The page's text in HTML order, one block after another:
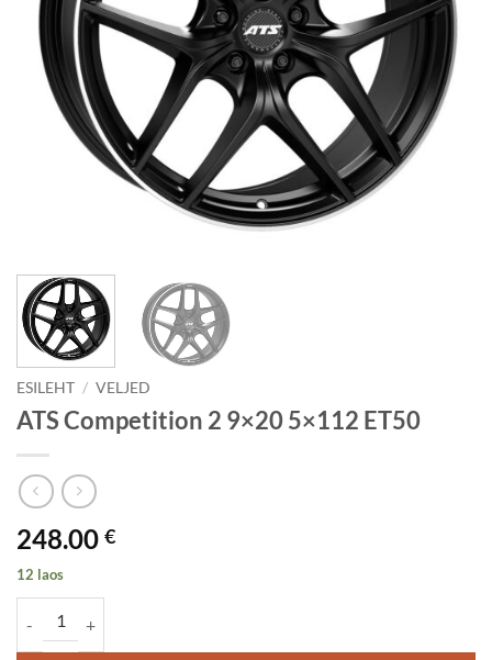
ESILEHT / VELJED
ATS Competition 2 9×20 5×112 ET50
248.00 €
12 laos